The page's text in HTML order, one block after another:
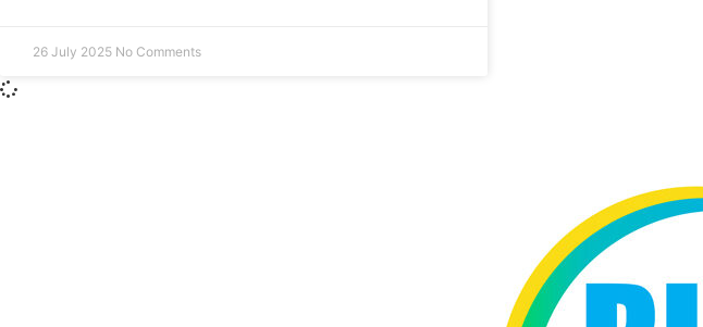
26 July 2025 No Comments